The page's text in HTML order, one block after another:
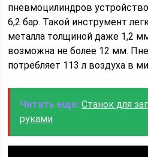
пневмоцилиндров
6,2 бар. Такой инструмент
металла толщиной даже 1,2
возможна не более 12 мм.
потребляет 113 л воздуха в
Читать еще: Станок для
руками